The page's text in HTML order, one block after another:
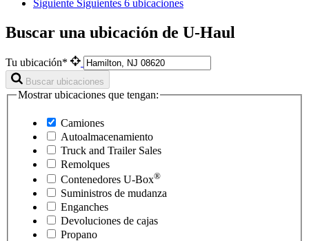
Siguiente Siguientes 6 ubicaciones
Buscar una ubicación de U-Haul
Tu ubicación*
Buscar ubicaciones
Mostrar ubicaciones que tengan:
Camiones
Autoalmacenamiento
Truck and Trailer Sales
Remolques
Contenedores U-Box®
Suministros de mudanza
Enganches
Devoluciones de cajas
Propano